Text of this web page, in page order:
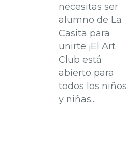
necesitas ser
alumno de La
Casita para
unirte ¡El Art
Club está
abierto para
todos los niños
y niñas...